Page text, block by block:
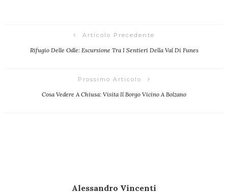
Articolo Precedente
Rifugio Delle Odle: Escursione Tra I Sentieri Della Val Di Funes
Prossimo Articolo
Cosa Vedere A Chiusa: Visita Il Borgo Vicino A Bolzano
Alessandro Vincenti